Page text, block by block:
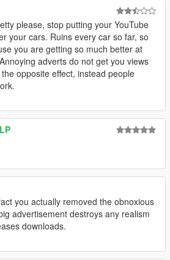
please, stop putting your YouTube
your cars. Ruins every car so far, so
you are getting so much better at
adverts do not get you views
opposite effect, instead people
you actually removed the obnoxious
advertisement destroys any realism
downloads.